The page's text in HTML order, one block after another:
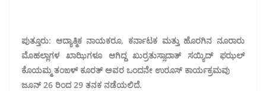
ಪುತ್ತೂರು: ಆದ್ಯಾತ್ಮಿಕ ನಾಯಕರೂ, ಕರ್ನಾಟಕ ಮತ್ತು ಹೊರಗಿನ ನೂರಾರು
ಮೊಹಲ್ಲಾಗಳ ಖಾಝಿಗಳೂ ಆಗಿದ್ದ ಖುರ್ರತುಸ್ಸಾದಾತ್ ಸಯ್ಯಿದ್ ಫಝಲ್
ಕೊಯಮ್ಮ ತಂಙಳ್ ಕೂರತ್ ಅವರ ಒಂದನೇ ಉರೂಸ್ ಕಾರ್ಯಕ್ರಮವು
ಜೂನ್ 26 ರಿಂದ 29 ತನಕ ನಡೆಯಲಿದೆ.